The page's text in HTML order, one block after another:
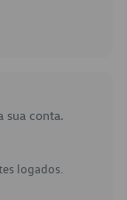
sua conta.
logados.